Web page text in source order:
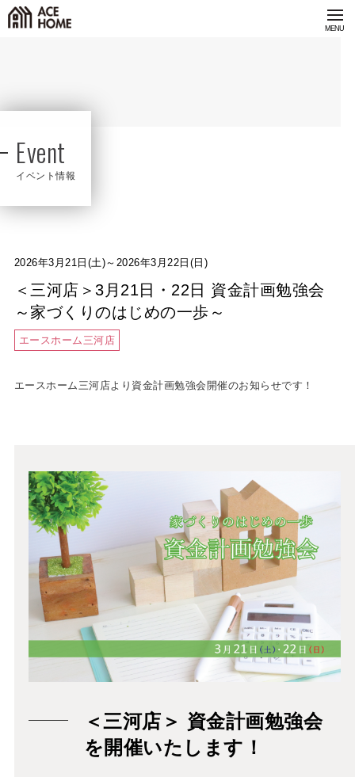
Event
イベント情報
2026年3月21日(土)～2026年3月22日(日)
＜三河店＞3月21日・22日 資金計画勉強会
～家づくりのはじめの一歩～
エースホーム三河店
エースホーム三河店より資金計画勉強会開催のお知らせです！
＜三河店＞ 資金計画勉強会
を開催いたします！